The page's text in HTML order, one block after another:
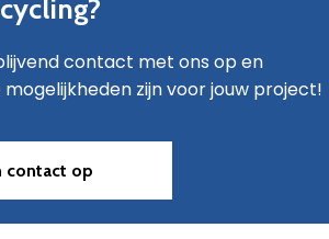
contact met ons op en
zijn voor jouw project!
contact op